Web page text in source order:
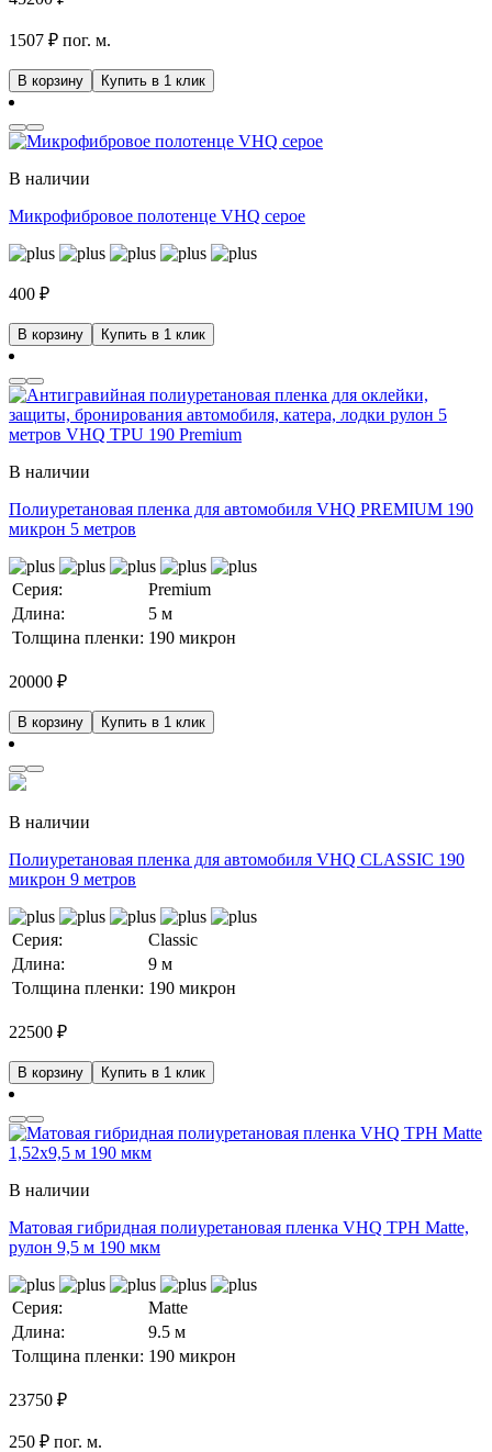
1507 ₽ пог. м.
В корзину Купить в 1 клик
В наличии
Микрофибровое полотенце VHQ серое
400 ₽
В корзину Купить в 1 клик
В наличии
Полиуретановая пленка для автомобиля VHQ PREMIUM 190
микрон 5 метров
Серия:
Premium
Длина:
5 м
Толщина пленки: 190 микрон
20000 ₽
В корзину Купить в 1 клик
В наличии
Полиуретановая пленка для автомобиля VHQ CLASSIC 190
микрон 9 метров
Серия:
Classic
Длина:
9 м
Толщина пленки: 190 микрон
22500 ₽
В корзину Купить в 1 клик
В наличии
Матовая гибридная полиуретановая пленка VHQ TPH Matte,
рулон 9,5 м 190 мкм
Серия:
Matte
Длина:
9.5 м
Толщина пленки: 190 микрон
23750 ₽
250 ₽ пог. м.